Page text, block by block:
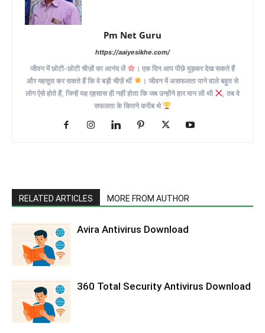
Pm Net Guru
https://aaiyesikhe.com/
जीवन में छोटी-छोटी चीज़ों का आनंद लें
। एक दिन आप पीछे मुड़कर देख सकते हैं
और महसूस कर सकते हैं कि वे बड़ी चीज़ें थीं
। जीवन में असफलता पाने वाले बहुत से
लोग ऐसे होते हैं, जिन्हें यह एहसास ही नहीं होता कि जब उन्होंने हार मान ली थी
, तब वे
सफलता के कितने करीब थे
RELATED ARTICLES MORE FROM AUTHOR
Avira Antivirus Download
360 Total Security Antivirus Download